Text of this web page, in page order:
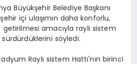
Büyükşehir Belediye Başkanı
içi ulaşımın daha konforlu,
getirilmesi amacıyla raylı sistem
sürdürdüklerini söyledi.
Raylı sistem Hattı'nın birinci